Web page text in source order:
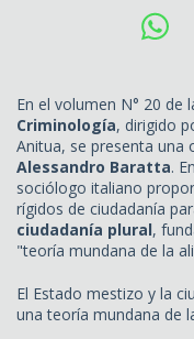
En el volumen N° 20 de
Criminología, dirigido
Anitua, se presenta una
Alessandro Baratta.
sociólogo italiano
rígidos de ciudadanía
ciudadanía plural,
"teoría mundana de la
El Estado mestizo y la
una teoría mundana de